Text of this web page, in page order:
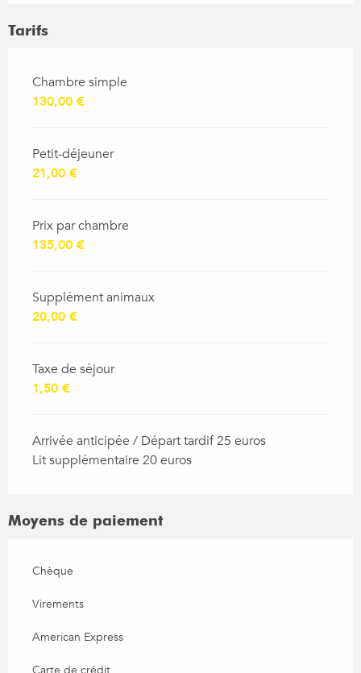
Tarifs
Tarifs 2026
Chambre simple
130,00 €
Petit-déjeuner
21,00 €
Prix par chambre
135,00 €
Supplément animaux
20,00 €
Taxe de séjour
1,50 €
Arrivée anticipée / Départ tardif 25 euros
Lit supplémentaire 20 euros
Moyens de paiement
Chèque
Virements
American Express